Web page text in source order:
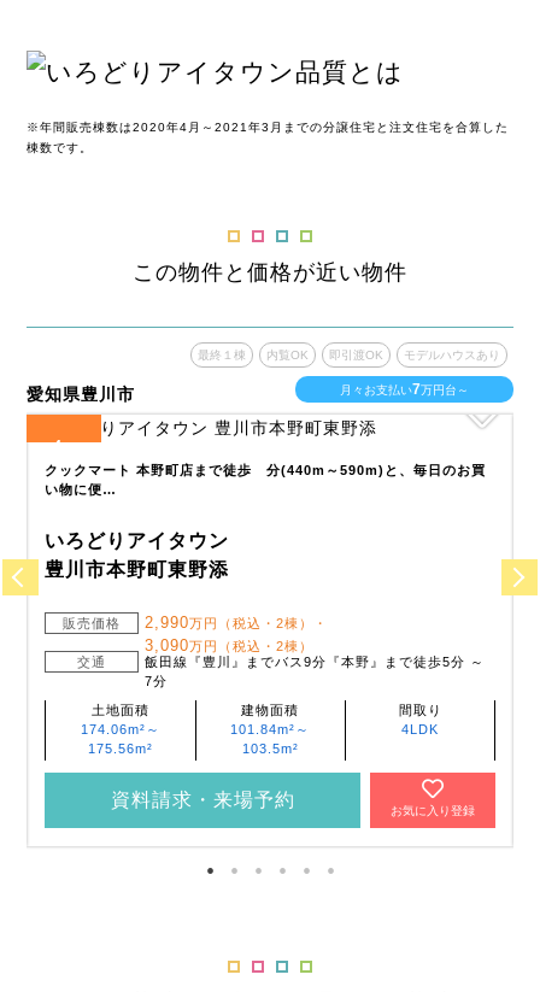
※年間販売棟数は2020年4月～2021年3月までの分譲住宅と注文住宅を合算した
棟数です。
この物件と価格が近い物件
愛知県豊川市
最終１棟 内覧OK 即引渡OK モデルハウスあり
月々お支払い7万円台～
4
クックマート 本野町店まで徒歩 分(440m～590m)と、毎日のお買
い物に便…
いろどりアイタウン
豊川市本野町東野添
販売価格 2,990万円（税込・2棟）・
3,090万円（税込・2棟）
交通
飯田線『豊川』までバス9分『本野』まで徒歩5分 ～
7分
土地面積
174.06m²～
175.56m²
建物面積
101.84m²～
103.5m²
間取り
4LDK
資料請求・来場予約
お気に入り登録